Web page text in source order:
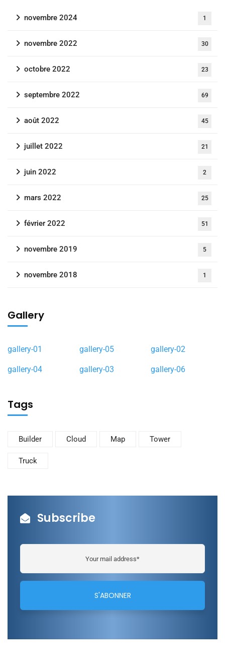
novembre 2024 1
novembre 2022 30
octobre 2022 23
septembre 2022 69
août 2022 45
juillet 2022 21
juin 2022 2
mars 2022 25
février 2022 51
novembre 2019 5
novembre 2018 1
Gallery
gallery-01 gallery-05 gallery-02
gallery-04 gallery-03 gallery-06
Tags
Builder Cloud Map Tower
Truck
Subscribe